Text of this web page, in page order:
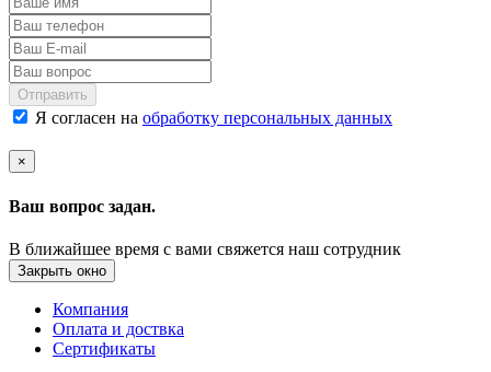
Отправить
Я согласен на обработку персональных данных
×
Ваш вопрос задан.
В ближайшее время с вами свяжется наш сотрудник
Закрыть окно
Компания
Оплата и доствка
Сертификаты